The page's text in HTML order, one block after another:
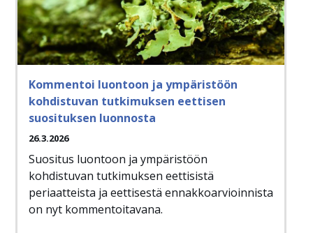
Kommentoi luontoon ja ympäristöön
kohdistuvan tutkimuksen eettisen
suosituksen luonnosta
26.3.2026
Suositus luontoon ja ympäristöön
kohdistuvan tutkimuksen eettisistä
periaatteista ja eettisestä ennakkoarvioinnista
on nyt kommentoitavana.